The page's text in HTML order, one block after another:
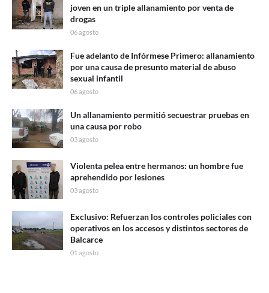
joven en un triple allanamiento por venta de
drogas
06 agosto
Fue adelanto de Infórmese Primero: allanamiento
por una causa de presunto material de abuso
sexual infantil
06 agosto
Un allanamiento permitió secuestrar pruebas en
una causa por robo
03 agosto
Violenta pelea entre hermanos: un hombre fue
aprehendido por lesiones
03 agosto
Exclusivo: Refuerzan los controles policiales con
operativos en los accesos y distintos sectores de
Balcarce
01 agosto